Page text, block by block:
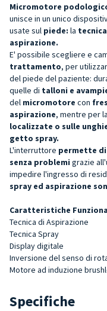
Micromotore
unisce in un unico
usate sul piede: la
aspirazione.
E' possibile scegliere e
trattamento, per
del piede del paziente:
quelle di talloni e
del micromotore con
aspirazione, mentre per
localizzate o sulle
getto spray.
L'interruttore permette di
senza problemi grazie
impedire l'ingresso di
spray ed aspirazione
Caratteristiche
Tecnica di Aspirazione
Tecnica Spray
Display digitale
Inversione del senso di
Motore ad induzione
Specifiche